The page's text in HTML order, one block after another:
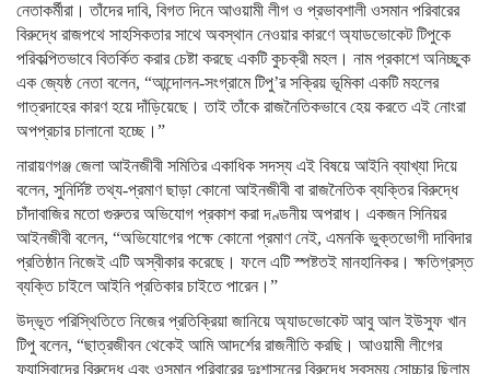
নেতাকর্মীরা। তাঁদের দাবি, বিগত দিনে আওয়ামী লীগ ও প্রভাবশালী ওসমান পরিবারের
বিরুদ্ধে রাজপথে সাহসিকতার সাথে অবস্থান নেওয়ার কারণে অ্যাডভোকেট টিপুকে
পরিকল্পিতভাবে বিতর্কিত করার চেষ্টা করছে একটি কুচক্রী মহল। নাম প্রকাশে অনিচ্ছুক
এক জ্যেষ্ঠ নেতা বলেন, “আন্দোলন-সংগ্রামে টিপু’র সক্রিয় ভূমিকা একটি মহলের
গাত্রদাহের কারণ হয়ে দাঁড়িয়েছে। তাই তাঁকে রাজনৈতিকভাবে হেয় করতে এই নোংরা
অপপ্রচার চালানো হচ্ছে।”
নারায়ণগঞ্জ জেলা আইনজীবী সমিতির একাধিক সদস্য এই বিষয়ে আইনি ব্যাখ্যা দিয়ে
বলেন, সুনির্দিষ্ট তথ্য-প্রমাণ ছাড়া কোনো আইনজীবী বা রাজনৈতিক ব্যক্তির বিরুদ্ধে
চাঁদাবাজির মতো গুরুতর অভিযোগ প্রকাশ করা দণ্ডনীয় অপরাধ। একজন সিনিয়র
আইনজীবী বলেন, “অভিযোগের পক্ষে কোনো প্রমাণ নেই, এমনকি ভুক্তভোগী দাবিদার
প্রতিষ্ঠান নিজেই এটি অস্বীকার করেছে। ফলে এটি স্পষ্টতই মানহানিকর। ক্ষতিগ্রস্ত
ব্যক্তি চাইলে আইনি প্রতিকার চাইতে পারেন।”
উদ্ভূত পরিস্থিতিতে নিজের প্রতিক্রিয়া জানিয়ে অ্যাডভোকেট আবু আল ইউসুফ খান
টিপু বলেন, “ছাত্রজীবন থেকেই আমি আদর্শের রাজনীতি করছি। আওয়ামী লীগের
ফ্যাসিবাদের বিরুদ্ধে এবং ওসমান পরিবারের দুঃশাসনের বিরুদ্ধে সবসময় সোচ্চার ছিলাম